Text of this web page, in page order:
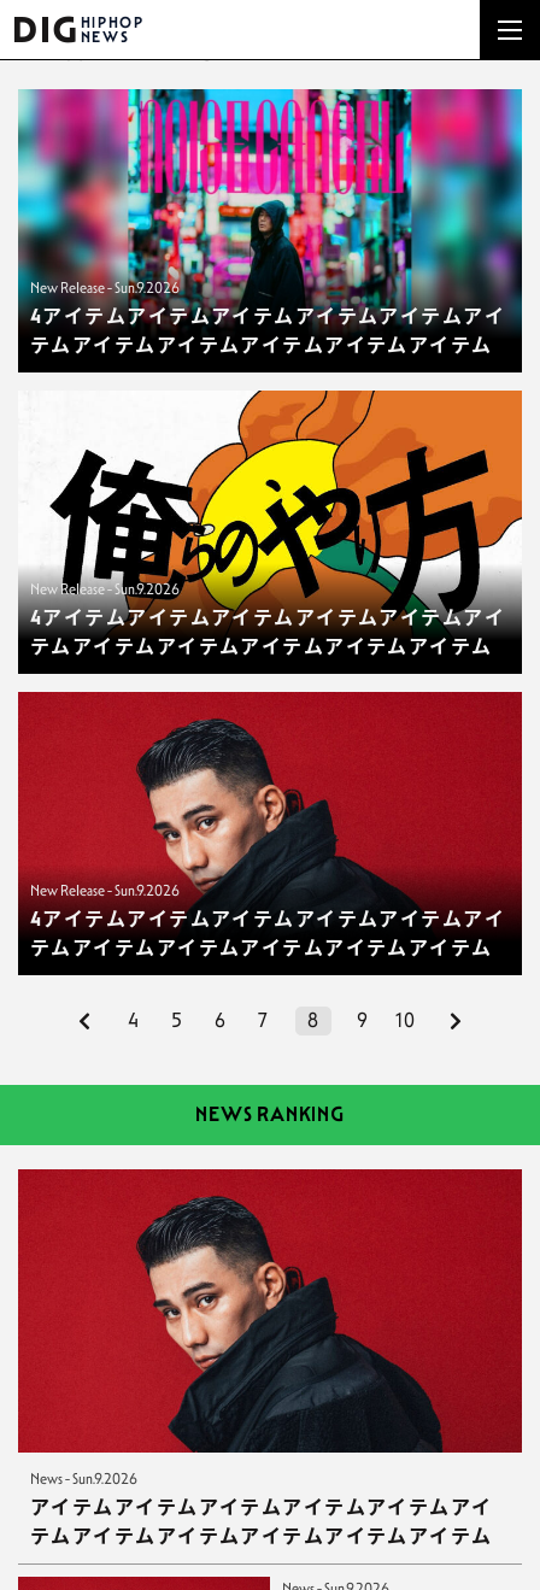
DIG HIPHOP
NEWS
NEW RELEASE
New Release - Sun.9.2026
4アイテムアイテムアイテムアイテムアイテムアイ
テムアイテムアイテムアイテムアイテムアイテム
New Release - Sun.9.2026
4アイテムアイテムアイテムアイテムアイテムアイ
テムアイテムアイテムアイテムアイテムアイテム
New Release - Sun.9.2026
4アイテムアイテムアイテムアイテムアイテムアイ
テムアイテムアイテムアイテムアイテムアイテム
4 5 6 7 8 9 10
NEWS RANKING
News - Sun.9.2026
アイテムアイテムアイテムアイテムアイテムアイ
テムアイテムアイテムアイテムアイテムアイテム